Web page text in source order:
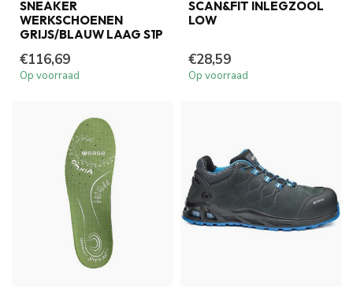
SNEAKER
WERKSCHOENEN
GRIJS/BLAUW LAAG S1P
€116,69
Op voorraad
SCAN&FIT INLEGZOOL
LOW
€28,59
Op voorraad